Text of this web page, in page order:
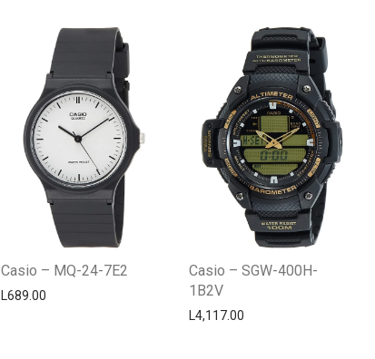
Casio – MQ-24-7E2
L689.00
Casio – SGW-400H-
1B2V
L4,117.00